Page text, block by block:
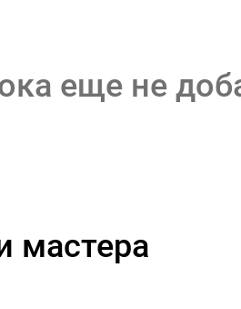
еще не
мастера